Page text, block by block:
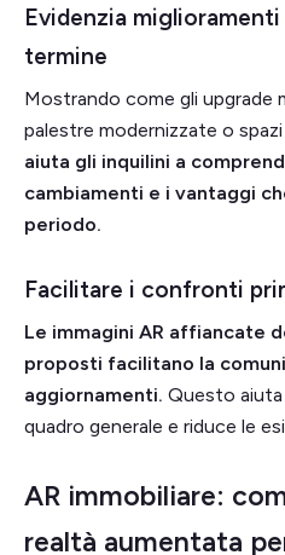
Evidenzia
termine
Mostrando come gli upgrade
palestre modernizzate o
aiuta gli inquilini a
cambiamenti e i vantaggi
periodo.
Facilitare i confronti
Le immagini AR affiancate
proposti facilitano la
aggiornamenti. Questo aiuta
quadro generale e riduce le
AR immobiliare:
realtà aumentata